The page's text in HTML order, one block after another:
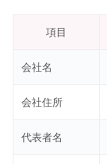
項目
会社名
会社住所
代表者名